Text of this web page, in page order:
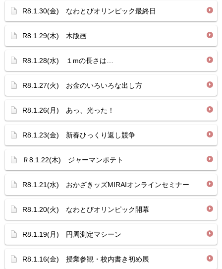
R8.1.30(金) なわとびオリンピック最終日
R8.1.29(木) 木版画
R8.1.28(水) １mの長さは…
R8.1.27(火) お金のいろいろな出し方
R8.1.26(月) あっ、光った！
R8.1.23(金) 新春ひっくり返し競争
Ｒ8.1.22(木) ジャーマンポテト
R8.1.21(水) おかざきッズMIRAIオンラインセミナー
R8.1.20(火) なわとびオリンピック開幕
R8.1.19(月) 円周測定マシーン
R8.1.16(金) 授業参観・校内書き初め展